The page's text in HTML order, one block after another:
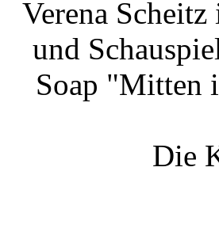
Verena
und
Soap "Mitten
Die